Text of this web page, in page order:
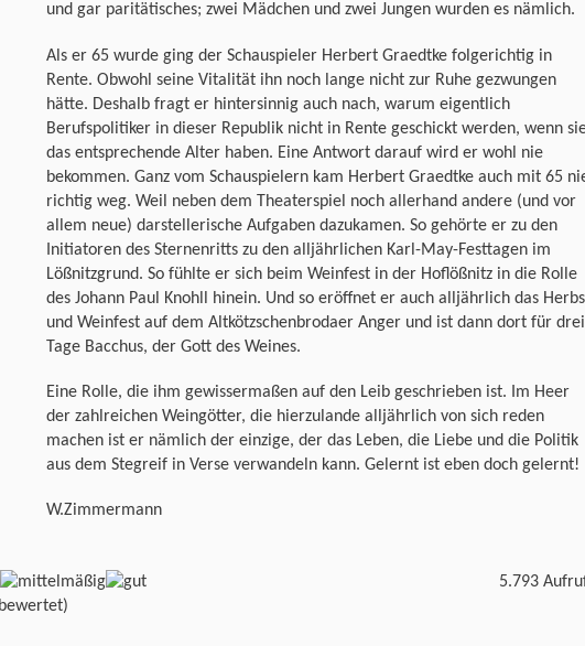
und gar paritätisches; zwei Mädchen und zwei Jungen wurden es nämlich.
Als er 65 wurde ging der Schauspieler Herbert Graedtke folgerichtig in
Rente. Obwohl seine Vitalität ihn noch lange nicht zur Ruhe gezwungen
hätte. Deshalb fragt er hintersinnig auch nach, warum eigentlich
Berufspolitiker in dieser Republik nicht in Rente geschickt werden, wenn
das entsprechende Alter haben. Eine Antwort darauf wird er wohl nie
bekommen. Ganz vom Schauspielern kam Herbert Graedtke auch mit 65
richtig weg. Weil neben dem Theaterspiel noch allerhand andere (und vor
allem neue) darstellerische Aufgaben dazukamen. So gehörte er zu den
Initiatoren des Sternenritts zu den alljährlichen Karl-May-Festtagen im
Lößnitzgrund. So fühlte er sich beim Weinfest in der Hoflößnitz in die Rolle
des Johann Paul Knohll hinein. Und so eröffnet er auch alljährlich das
und Weinfest auf dem Altkötzschenbrodaer Anger und ist dann dort für drei
Tage Bacchus, der Gott des Weines.
Eine Rolle, die ihm gewissermaßen auf den Leib geschrieben ist. Im Heer
der zahlreichen Weingötter, die hierzulande alljährlich von sich reden
machen ist er nämlich der einzige, der das Leben, die Liebe und die Politik
aus dem Stegreif in Verse verwandeln kann. Gelernt ist eben doch gelernt!
W.Zimmermann
5.793